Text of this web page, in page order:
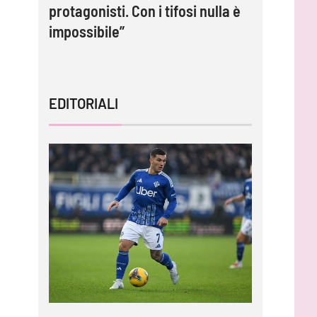
protagonisti. Con i tifosi nulla è
impossibile”
EDITORIALI